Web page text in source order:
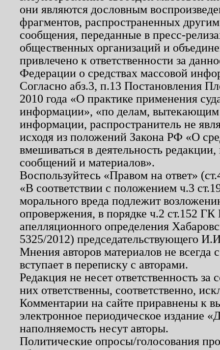
они являются дословным
фрагментов, распространенных
сообщения, переданные в пресс-
общественных организаций и
привлечено к ответственности за
Федерации о средствах массовой
Согласно абз.3, п.13 Постановления
2010 года «О практике применения
информации», «по делам, вытекающим
информации, распространитель не
исходя из положений Закона РФ «О
вмешиваться в деятельность
сообщений и материалов».
Воспользуйтесь «Правом на ответ»
«В соответствии с положением ч.3
морального вреда подлежит
опровержения, в порядке ч.2 ст.152
апелляционного определения
5325/2012) председательствующего
Мнения авторов материалов не
вступает в переписку с авторами.
Редакция не несет ответственность
них ответственны, соответственно,
Комментарии на сайте приравнены к
электронное периодическое издание
наполняемость несут авторы.
Политические опросы/голосования